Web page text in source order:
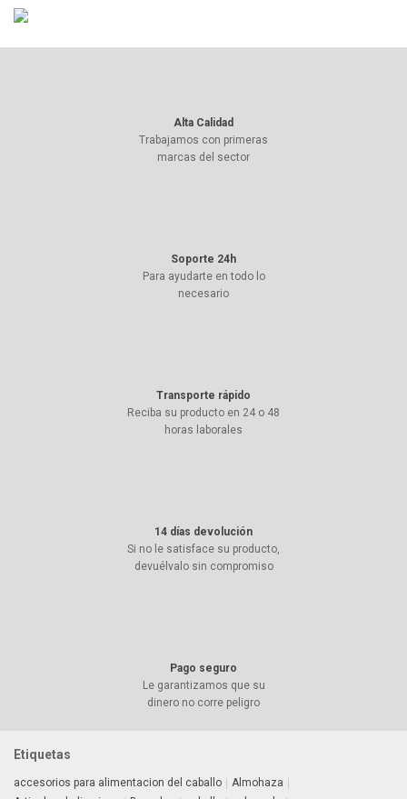
Alta Calidad
Trabajamos con primeras
marcas del sector
Soporte 24h
Para ayudarte en todo lo
necesario
Transporte rápido
Reciba su producto en 24 o 48
horas laborales
14 días devolución
Si no le satisface su producto,
devuélvalo sin compromiso
Pago seguro
Le garantizamos que su
dinero no corre peligro
Etiquetas
accesorios para alimentacion del caballo
Almohaza